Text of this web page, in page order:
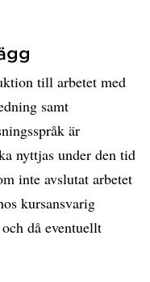
till arbetet med
samt
är
nyttjas under den tid
inte avslutat arbetet
kursansvarig
då eventuellt